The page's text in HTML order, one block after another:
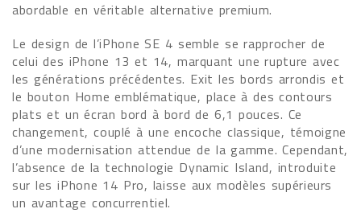
abordable en véritable alternative premium.
Le design de l’iPhone SE 4 semble se rapprocher de
celui des iPhone 13 et 14, marquant une rupture avec
les générations précédentes. Exit les bords arrondis et
le bouton Home emblématique, place à des contours
plats et un écran bord à bord de 6,1 pouces. Ce
changement, couplé à une encoche classique, témoigne
d’une modernisation attendue de la gamme. Cependant,
l’absence de la technologie Dynamic Island, introduite
sur les iPhone 14 Pro, laisse aux modèles supérieurs
un avantage concurrentiel.